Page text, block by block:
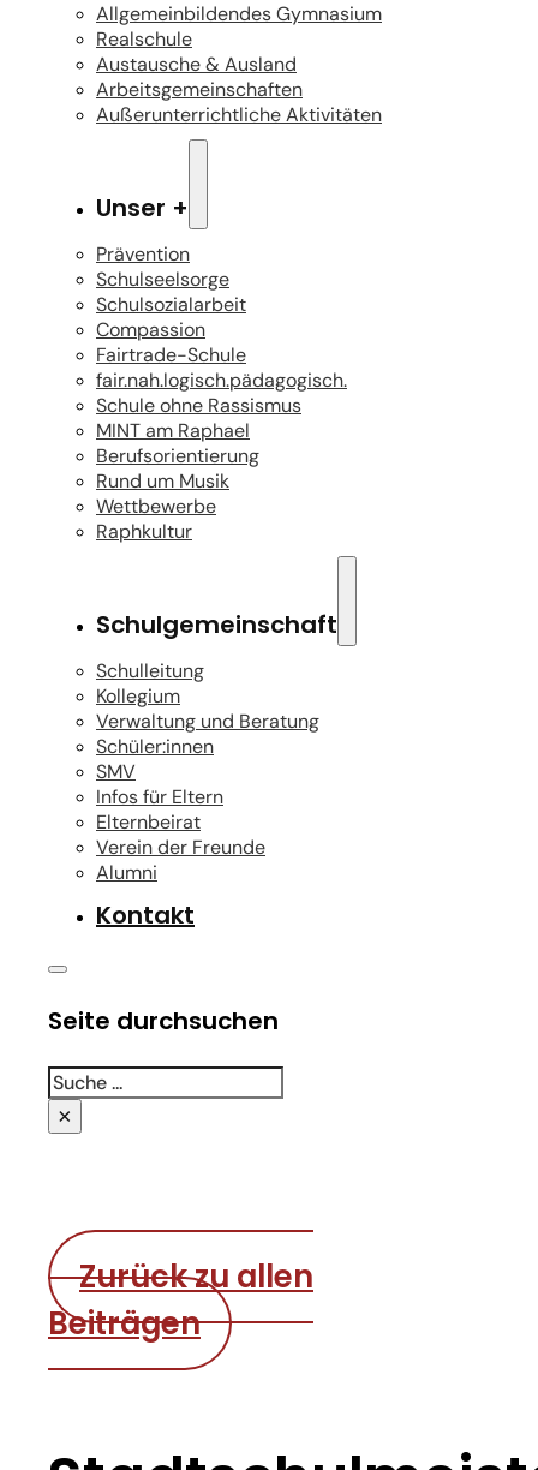
Allgemeinbildendes Gymnasium
Realschule
Austausche & Ausland
Arbeitsgemeinschaften
Außerunterrichtliche Aktivitäten
Unser +
Prävention
Schulseelsorge
Schulsozialarbeit
Compassion
Fairtrade-Schule
fair.nah.logisch.pädagogisch.
Schule ohne Rassismus
MINT am Raphael
Berufsorientierung
Rund um Musik
Wettbewerbe
Raphkultur
Schulgemeinschaft
Schulleitung
Kollegium
Verwaltung und Beratung
Schüler:innen
SMV
Infos für Eltern
Elternbeirat
Verein der Freunde
Alumni
Kontakt
Seite durchsuchen
Suchen
×
Zurück zu allen
Beiträgen